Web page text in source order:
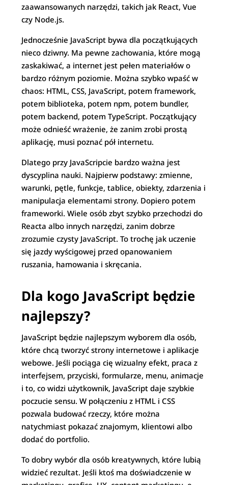
zaawansowanych narzędzi, takich jak React, Vue
czy Node.js.
Jednocześnie JavaScript bywa dla początkujących
nieco dziwny. Ma pewne zachowania, które mogą
zaskakiwać, a internet jest pełen materiałów o
bardzo różnym poziomie. Można szybko wpaść w
chaos: HTML, CSS, JavaScript, potem framework,
potem biblioteka, potem npm, potem bundler,
potem backend, potem TypeScript. Początkujący
może odnieść wrażenie, że zanim zrobi prostą
aplikację, musi poznać pół internetu.
Dlatego przy JavaScripcie bardzo ważna jest
dyscyplina nauki. Najpierw podstawy: zmienne,
warunki, pętle, funkcje, tablice, obiekty, zdarzenia i
manipulacja elementami strony. Dopiero potem
frameworki. Wiele osób zbyt szybko przechodzi do
Reacta albo innych narzędzi, zanim dobrze
zrozumie czysty JavaScript. To trochę jak uczenie
się jazdy wyścigowej przed opanowaniem
ruszania, hamowania i skręcania.
Dla kogo JavaScript będzie
najlepszy?
JavaScript będzie najlepszym wyborem dla osób,
które chcą tworzyć strony internetowe i aplikacje
webowe. Jeśli pociąga cię wizualny efekt, praca z
interfejsem, przyciski, formularze, menu, animacje
i to, co widzi użytkownik, JavaScript daje szybkie
poczucie sensu. W połączeniu z HTML i CSS
pozwala budować rzeczy, które można
natychmiast pokazać znajomym, klientowi albo
dodać do portfolio.
To dobry wybór dla osób kreatywnych, które lubią
widzieć rezultat. Jeśli ktoś ma doświadczenie w